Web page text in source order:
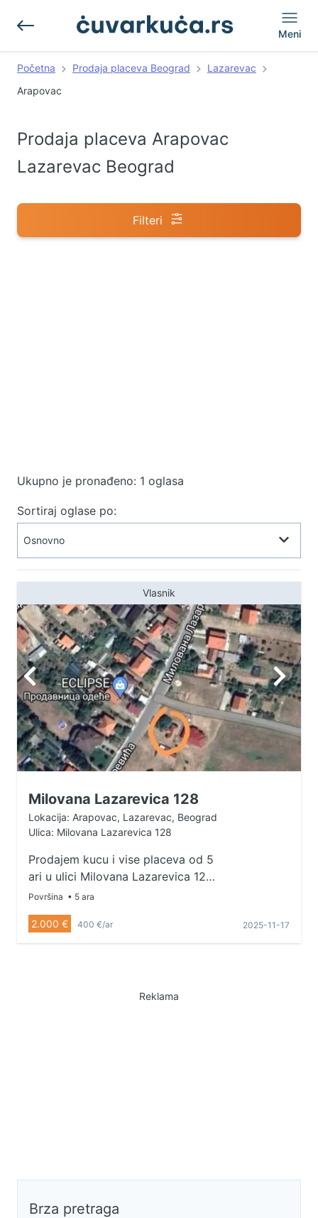
Meni
Početna Prodaja placeva Beograd
Lazarevac
Arapovac
Prodaja placeva Arapovac
Lazarevac Beograd
Filteri
Ukupno je pronađeno: 1 oglasa
Sortiraj oglase po:
Vlasnik
Milovana Lazarevica 128
Lokacija: Arapovac, Lazarevac, Beograd
Ulica: Milovana Lazarevica 128
Prodajem kucu i vise placeva od 5
ari u ulici Milovana Lazarevica 128
.Za vise informacija pozovite
Površina • 5 ara
2.000 € 400 €/ar 2025-11-17
Reklama
Brza pretraga